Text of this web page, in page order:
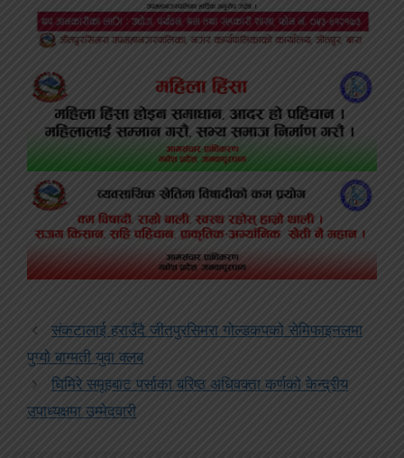
संकटालाई हराउँदै जीतपुरसिमरा गोल्डकपको सेमिफाइनलमा
पुग्यो बाग्मती युवा क्लब
घिमिरे समूहबाट पर्साका बरिष्ठ अधिवक्ता कर्णको केन्द्रीय
उपाध्यक्षमा उम्मेदवारी